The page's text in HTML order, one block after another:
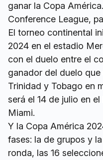
ganar la Copa
Conference League,
El torneo continental
2024 en el estadio
con el duelo entre el
ganador del duelo
Trinidad y Tobago en
será el 14 de julio en
Miami.
Y la Copa América
fases: la de grupos y
ronda, las 16